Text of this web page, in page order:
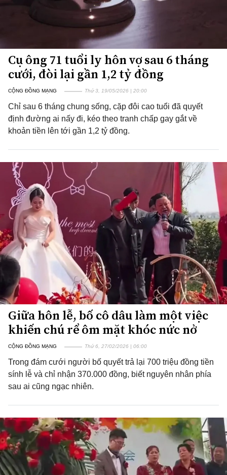
Cụ ông 71 tuổi ly hôn vợ sau 6 tháng
cưới, đòi lại gần 1,2 tỷ đồng
CỘNG ĐỒNG MẠNG Thứ 3, 19/05/2026 | 20:00
Chỉ sau 6 tháng chung sống, cặp đôi cao tuổi đã quyết
định đường ai nấy đi, kéo theo tranh chấp gay gắt về
khoản tiền lên tới gần 1,2 tỷ đồng.
Giữa hôn lễ, bố cô dâu làm một việc
khiến chú rể ôm mặt khóc nức nở
CỘNG ĐỒNG MẠNG Thứ 6, 27/02/2026 | 06:00
Trong đám cưới người bố quyết trả lại 700 triệu đồng tiền
sính lễ và chỉ nhận 370.000 đồng, biết nguyên nhân phía
sau ai cũng ngạc nhiên.